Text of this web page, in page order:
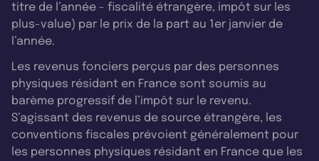
titre de l’année - fiscalité étrangère, impôt sur les
plus-value) par le prix de la part au 1er janvier de
l’année.
Les revenus fonciers perçus par des personnes
physiques résidant en France sont soumis au
barème progressif de l’impôt sur le revenu.
S’agissant des revenus de source étrangère, les
conventions fiscales prévoient généralement pour
les personnes physiques résidant en France que les